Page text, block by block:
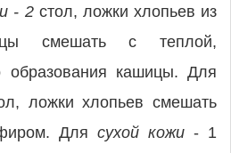
- 2 стол, ложки хлопьев из
смешать с теплой,
образования кашицы. Для
ложки хлопьев смешать
Для сухой кожи - 1